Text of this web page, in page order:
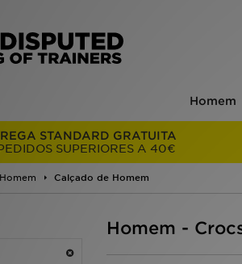
Homem
STANDARD GRATUITA
SUPERIORES A 40€
Homem Calçado de Homem
Homem -